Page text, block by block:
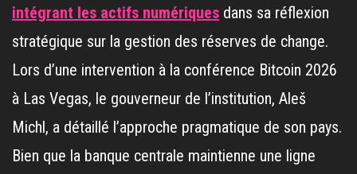
intégrant les actifs numériques dans sa réflexion
stratégique sur la gestion des réserves de change.
Lors d’une intervention à la conférence Bitcoin 2026
à Las Vegas, le gouverneur de l’institution, Aleš
Michl, a détaillé l’approche pragmatique de son pays.
Bien que la banque centrale maintienne une ligne